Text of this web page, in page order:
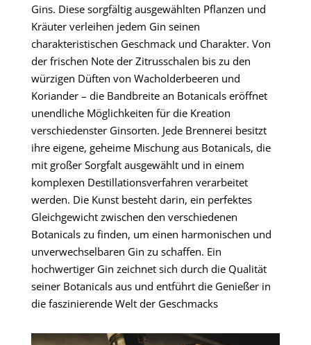
Gins. Diese sorgfältig ausgewählten Pflanzen und
Kräuter verleihen jedem Gin seinen
charakteristischen Geschmack und Charakter. Von
der frischen Note der Zitrusschalen bis zu den
würzigen Düften von Wacholderbeeren und
Koriander – die Bandbreite an Botanicals eröffnet
unendliche Möglichkeiten für die Kreation
verschiedenster Ginsorten. Jede Brennerei besitzt
ihre eigene, geheime Mischung aus Botanicals, die
mit großer Sorgfalt ausgewählt und in einem
komplexen Destillationsverfahren verarbeitet
werden. Die Kunst besteht darin, ein perfektes
Gleichgewicht zwischen den verschiedenen
Botanicals zu finden, um einen harmonischen und
unverwechselbaren Gin zu schaffen. Ein
hochwertiger Gin zeichnet sich durch die Qualität
seiner Botanicals aus und entführt die Genießer in
die faszinierende Welt der Geschmacks